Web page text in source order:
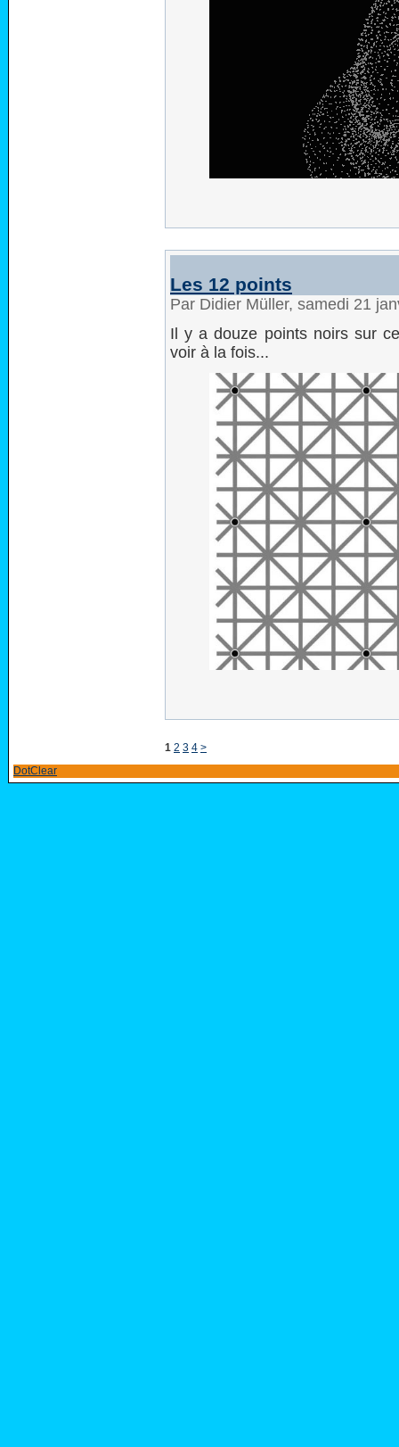
Les 12 points
Par Didier Müller, samedi 21
Il y a douze points noirs sur
voir à la fois...
1 2 3 4 >
DotClear